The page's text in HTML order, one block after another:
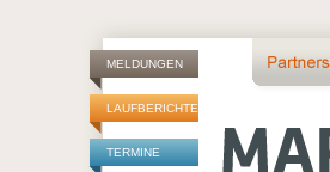
MELDUNGEN
LAUFBERICHTE
TERMINE